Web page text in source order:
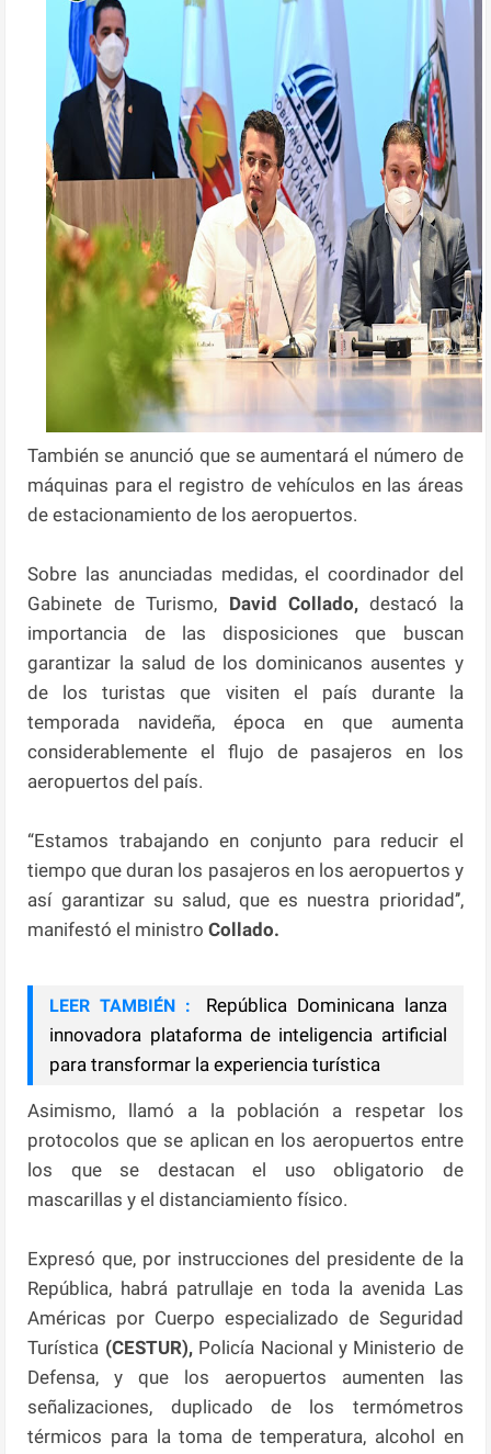
También se anunció que se aumentará el número de
máquinas para el registro de vehículos en las áreas
de estacionamiento de los aeropuertos.
Sobre las anunciadas medidas, el coordinador del
Gabinete de Turismo, David Collado,destacó la
importancia de las disposiciones que buscan
garantizar la salud de los dominicanos ausentes y
de los turistas que visiten el país durante la
temporada navideña, época en que aumenta
considerablemente el flujo de pasajeros en los
aeropuertos del país.
“Estamos trabajando en conjunto para reducir el
tiempo que duran los pasajeros en los aeropuertos y
así garantizar su salud, que es nuestra prioridad’’,
manifestó el ministroCollado.
LEER TAMBIÉN :
República Dominicana lanza
innovadora plataforma de inteligencia artificial
para transformar la experiencia turística
Asimismo, llamó a la población a respetar los
protocolos que se aplican en los aeropuertos entre
los que se destacan el uso obligatorio de
mascarillas y el distanciamiento físico.
Expresó que, por instrucciones del presidente de la
República, habrá patrullaje en toda la avenida Las
Américas por Cuerpo especializado de Seguridad
Turística (CESTUR),Policía Nacional y Ministerio de
Defensa, y que los aeropuertos aumenten las
señalizaciones, duplicado de los termómetros
térmicos para la toma de temperatura, alcohol en